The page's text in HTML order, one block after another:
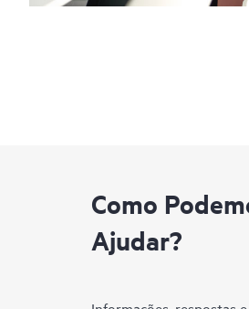
Como
Ajudar?